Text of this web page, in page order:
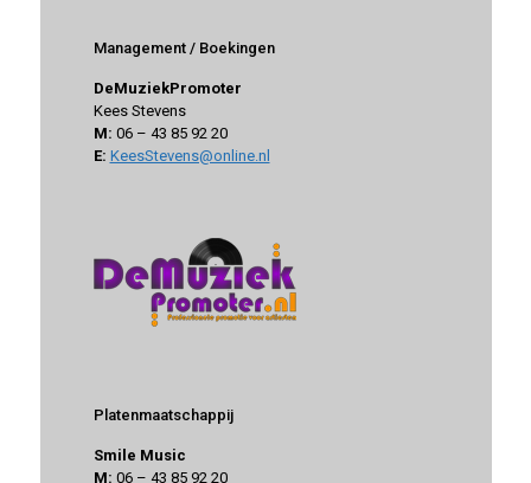
Management / Boekingen
DeMuziekPromoter
Kees Stevens
M: 06 – 43 85 92 20
E: KeesStevens@online.nl
Platenmaatschappij
Smile Music
M: 06 – 43 85 92 20